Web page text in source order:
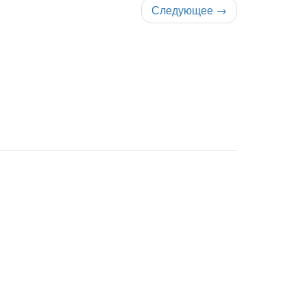
Следующее →